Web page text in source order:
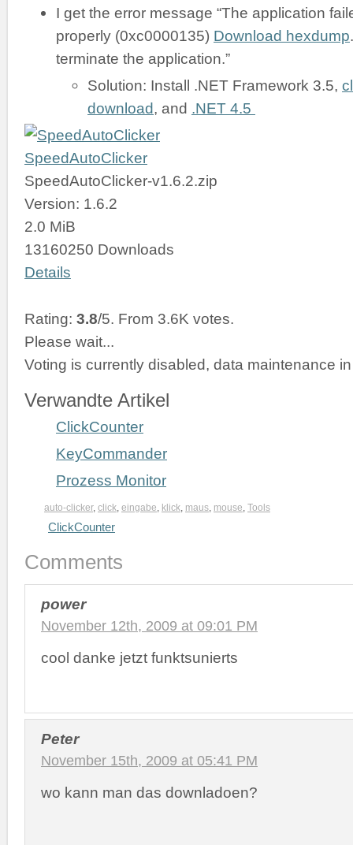
I get the error message “The application
properly (0xc0000135) Download hexdump
terminate the application.”
Solution: Install .NET Framework 3.5,
download, and .NET 4.5
SpeedAutoClicker
SpeedAutoClicker-v1.6.2.zip
Version: 1.6.2
2.0 MiB
13160250 Downloads
Details
Rating: 3.8/5. From 3.6K votes.
Please wait...
Voting is currently disabled, data maintenance
Verwandte Artikel
ClickCounter
KeyCommander
Prozess Monitor
auto-clicker, click eingabe klick maus mouse Tools
ClickCounter
Comments
power
November 12th, 2009 at 09:01 PM
cool danke jetzt funktsunierts
Peter
November 15th, 2009 at 05:41 PM
wo kann man das downladoen?